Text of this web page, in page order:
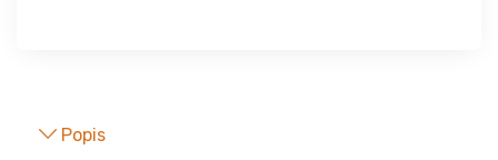
Popis